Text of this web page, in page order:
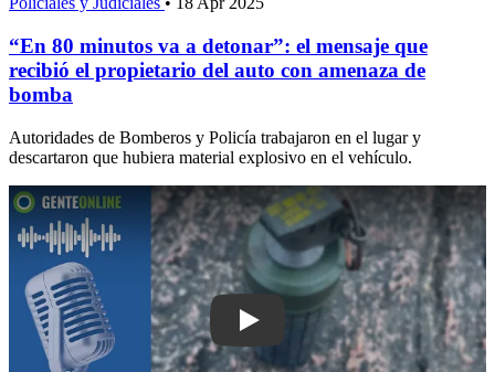
“En 80 minutos va a detonar”: el mensaje que
recibió el propietario del auto con amenaza de
bomba
Autoridades de Bomberos y Policía trabajaron en el lugar y
descartaron que hubiera material explosivo en el vehículo.
Play: Granada de mano en Piedras